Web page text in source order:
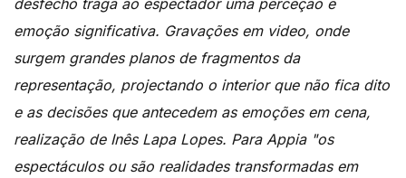
desfecho traga ao espectador uma perceção e
emoção significativa. Gravações em video, onde
surgem grandes planos de fragmentos da
representação, projectando o interior que não fica dito
e as decisões que antecedem as emoções em cena,
realização de Inês Lapa Lopes. Para Appia "os
espectáculos ou são realidades transformadas em